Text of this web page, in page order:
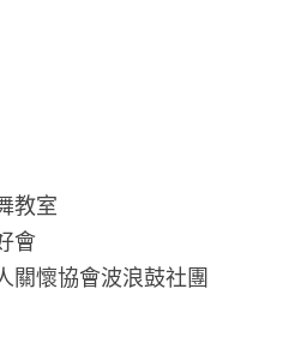
教室
會
關懷協會波浪鼓社團